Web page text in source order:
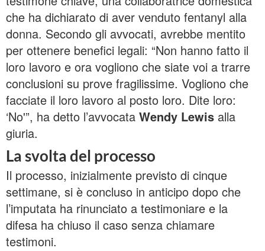
che ha dichiarato di aver venduto fentanyl alla
donna. Secondo gli avvocati, avrebbe mentito
per ottenere benefici legali: “Non hanno fatto il
loro lavoro e ora vogliono che siate voi a trarre
conclusioni su prove fragilissime. Vogliono che
facciate il loro lavoro al posto loro. Dite loro:
‘No'”, ha detto l’avvocata Wendy Lewis alla
giuria.
La svolta del processo
Il processo, inizialmente previsto di cinque
settimane, si è concluso in anticipo dopo che
l’imputata ha rinunciato a testimoniare e la
difesa ha chiuso il caso senza chiamare
testimoni.